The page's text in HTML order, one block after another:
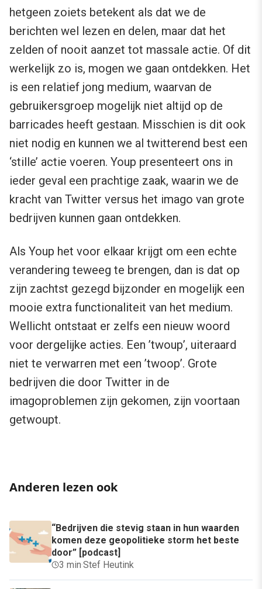
hetgeen zoiets betekent als dat we de
berichten wel lezen en delen, maar dat het
zelden of nooit aanzet tot massale actie. Of dit
werkelijk zo is, mogen we gaan ontdekken. Het
is een relatief jong medium, waarvan de
gebruikersgroep mogelijk niet altijd op de
barricades heeft gestaan. Misschien is dit ook
niet nodig en kunnen we al twitterend best een
‘stille’ actie voeren. Youp presenteert ons in
ieder geval een prachtige zaak, waarin we de
kracht van Twitter versus het imago van grote
bedrijven kunnen gaan ontdekken.
Als Youp het voor elkaar krijgt om een echte
verandering teweeg te brengen, dan is dat op
zijn zachtst gezegd bijzonder en mogelijk een
mooie extra functionaliteit van het medium.
Wellicht ontstaat er zelfs een nieuw woord
voor dergelijke acties. Een ’twoup’, uiteraard
niet te verwarren met een ’twoop’. Grote
bedrijven die door Twitter in de
imagoproblemen zijn gekomen, zijn voortaan
getwoupt.
Anderen lezen ook
“Bedrijven die stevig staan in hun waarden
komen deze geopolitieke storm het beste
door” [podcast]
3 min·Stef Heutink